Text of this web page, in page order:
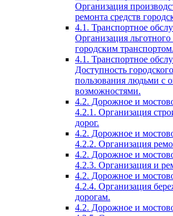
Организация
ремонта средств
4.1. Транспортное
Организация льготного
городским транспортом.
4.1. Транспортное
Доступность
пользования людьми с
возможностями.
4.2. Дорожное и
4.2.1. Организация
дорог.
4.2. Дорожное и
4.2.2. Организация
4.2. Дорожное и
4.2.3. Организация и
4.2. Дорожное и
4.2.4. Организация
дорогам.
4.2. Дорожное и